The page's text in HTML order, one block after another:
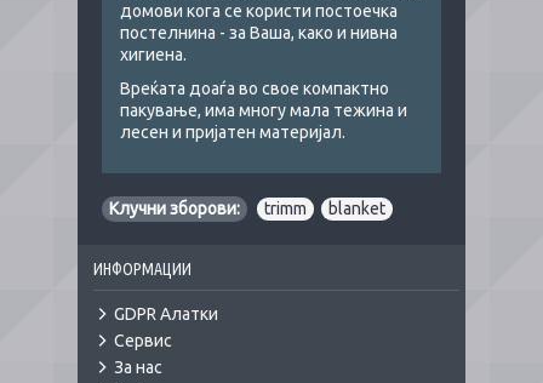
домови кога се користи постоечка
постелнина - за Ваша, како и нивна
хигиена.
Вреќата доаѓа во свое компактно
пакување, има многу мала тежина и
лесен и пријатен материјал.
Клучни зборови: trimm blanket
ИНФОРМАЦИИ
GDPR Алатки
Сервис
За нас